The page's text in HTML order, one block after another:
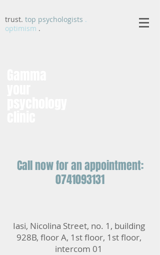
trust. top psychologists .
optimism .
Call now for an appointment:
0741093131
Iasi, Nicolina Street, no. 1, building
928B, floor A, 1st floor, 1st floor,
intercom 01